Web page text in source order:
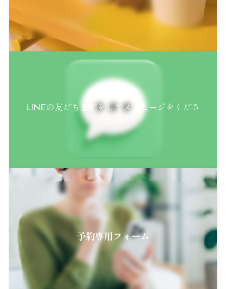
LINEで予約
LINEの友だち追加をしてメッセージをくださ
予約専用フォーム